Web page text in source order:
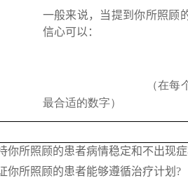
一般来说，当提到你所照顾
信心可以：
（在每
最合适的数字）
你所照顾的患者病情稳定和不出现症
你所照顾的患者能够遵循治疗计划 ?